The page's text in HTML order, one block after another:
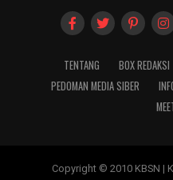
TENTANG BOX REDAKSI
PEDOMAN MEDIA SIBER
Copyright © 2010 KBSN |